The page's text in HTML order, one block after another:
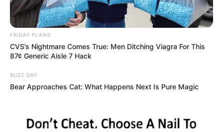
Most mégis újra róla és Magyar Péterről beszélnek
sokan, miután egy reptéri jelenet miatt újra
előkerült a kapcsolatuk. A felvétel sokak szerint
nem harsány bejelentés volt, nem is gondosan
felépített kampányjelenet, hanem egy egyszerű,
párját, Ilona pedig visszatért hozzá.
FRIDAY PLANS
CVS’s Nightmare Comes True: Men Ditching Viagra For This
87¢ Generic Aisle 7 Hack
BUZZ DAY
Bear Approaches Cat: What Happens Next Is Pure Magic